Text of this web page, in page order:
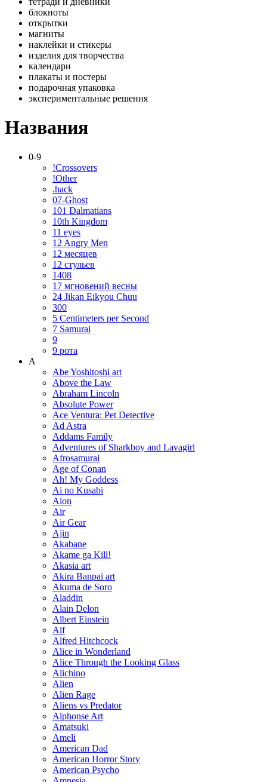
блокноты
открытки
магниты
наклейки и стикеры
изделия для творчества
календари
плакаты и постеры
подарочная упаковка
экспериментальные решения
Названия
0-9
!Crossovers
!Other
.hack
07-Ghost
101 Dalmatians
10th Kingdom
11 eyes
12 Angry Men
12 месяцев
12 стульев
1408
17 мгновений весны
24 Jikan Eikyou Chuu
300
5 Centimeters per Second
7 Samurai
9
9 рота
A
Abe Yoshitoshi art
Above the Law
Abraham Lincoln
Absolute Power
Ace Ventura: Pet Detective
Ad Astra
Addams Family
Adventures of Sharkboy and Lavagirl
Afrosamurai
Age of Conan
Ah! My Goddess
Ai no Kusabi
Aion
Air
Air Gear
Ajin
Akabane
Akame ga Kill!
Akasia art
Akira Banpai art
Akuma de Soro
Aladdin
Alain Delon
Albert Einstein
Alf
Alfred Hitchcock
Alice in Wonderland
Alice Through the Looking Glass
Alichino
Alien
Alien Rage
Aliens vs Predator
Alphonse Art
Amatsuki
Ameli
American Dad
American Horror Story
American Psycho